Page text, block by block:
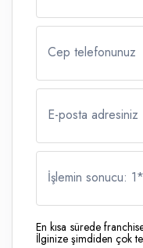
Cep telefonunuz
E-posta adresiniz
İşlemin sonucu: 1*
En kısa sürede
İlginize şimdiden çok